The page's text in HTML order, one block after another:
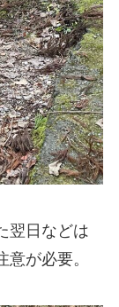
翌日などは
が必要。